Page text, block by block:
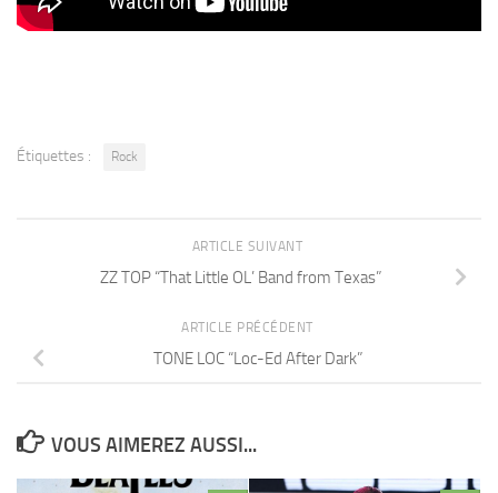
Étiquettes : Rock
ARTICLE SUIVANT
ZZ TOP “That Little OL’ Band from Texas”
ARTICLE PRÉCÉDENT
TONE LOC “Loc-Ed After Dark”
VOUS AIMEREZ AUSSI...